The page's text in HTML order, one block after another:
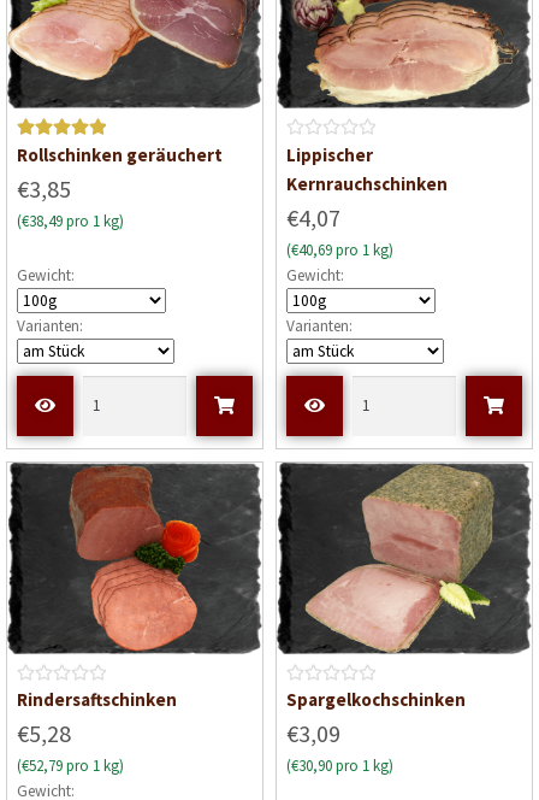
Bewerte
von 5
Rollschinken geräuchert
€3,85
(€38,49 pro 1 kg)
Gewicht:
Varianten:
B
e
e
r
t
e
t
m
i
v
o
n
5
Lippischer
Kernrauchschinken
€4,07
(€40,69 pro 1 kg)
Gewicht:
Varianten:
B
w
e
Rindersaftschinken
€5,28
(€52,79 pro 1 kg)
Gewicht:
B
w
e
Spargelkochschinken
€3,09
(€30,90 pro 1 kg)